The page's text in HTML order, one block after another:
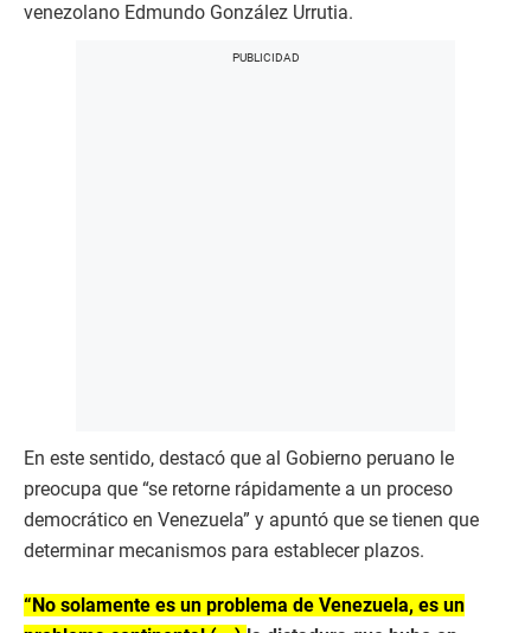
venezolano Edmundo González Urrutia.
En este sentido, destacó que al Gobierno peruano le
preocupa que “se retorne rápidamente a un proceso
democrático en Venezuela” y apuntó que se tienen que
determinar mecanismos para establecer plazos.
“No solamente es un problema de Venezuela, es un